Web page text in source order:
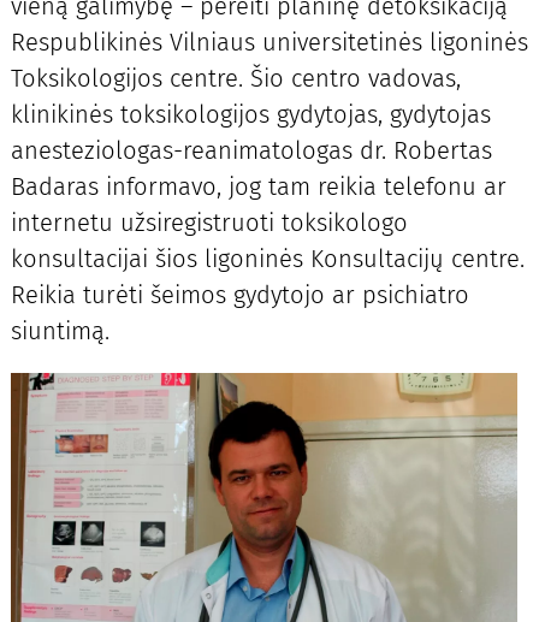
vieną galimybę – pereiti planinę detoksikaciją
Respublikinės Vilniaus universitetinės ligoninės
Toksikologijos centre. Šio centro vadovas,
klinikinės toksikologijos gydytojas, gydytojas
anesteziologas-reanimatologas dr. Robertas
Badaras informavo, jog tam reikia telefonu ar
internetu užsiregistruoti toksikologo
konsultacijai šios ligoninės Konsultacijų centre.
Reikia turėti šeimos gydytojo ar psichiatro
siuntimą.